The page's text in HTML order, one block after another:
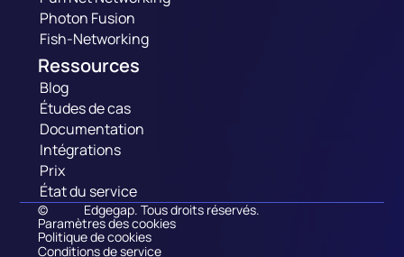
Photon Fusion
Fish-Networking
Ressources
Blog
Études de cas
Documentation
Intégrations
Prix
État du service
© Edgegap. Tous droits réservés.
Paramètres des cookies
Politique de cookies
Conditions de service